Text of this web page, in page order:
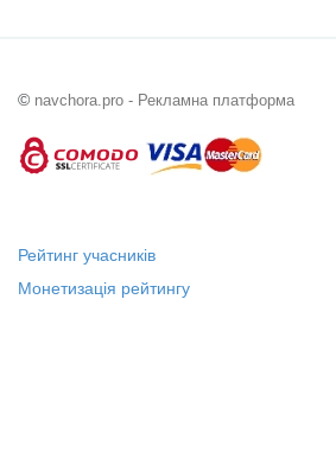
© navchora.pro - Рекламна платформа
Рейтинг учасників
Монетизація рейтингу